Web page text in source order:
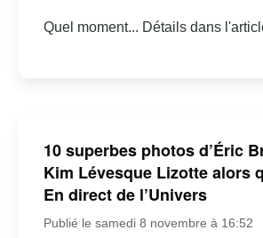
Quel moment... Détails dans
10 superbes photos d’Éric
Kim Lévesque Lizotte alors
En direct de l’Univers
Publié le samedi 8 novembre à 16:52